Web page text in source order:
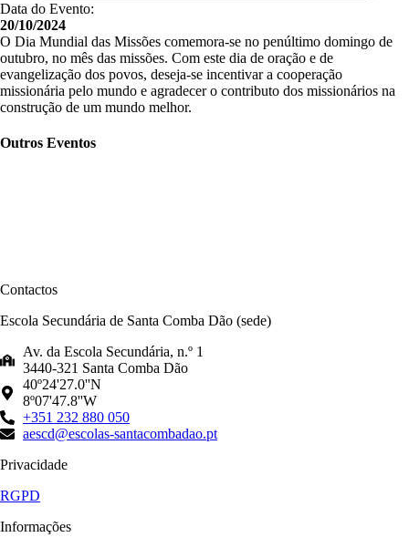
Data do Evento:
20/10/2024
O Dia Mundial das Missões comemora-se no penúltimo domingo de
outubro, no mês das missões. Com este dia de oração e de
evangelização dos povos, deseja-se incentivar a cooperação
missionária pelo mundo e agradecer o contributo dos missionários na
construção de um mundo melhor.
Outros Eventos
Contactos
Escola Secundária de Santa Comba Dão (sede)
Av. da Escola Secundária, n.º 1
3440-321 Santa Comba Dão
40º24'27.0''N
8º07'47.8''W
+351 232 880 050
aescd@escolas-santacombadao.pt
Privacidade
RGPD
Informações